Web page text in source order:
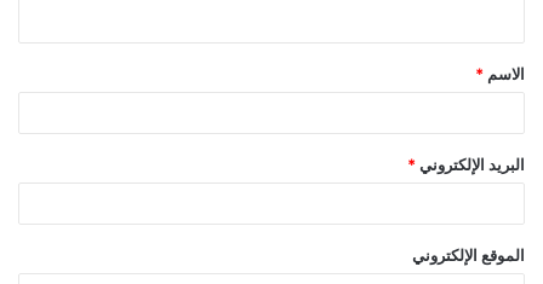
ق
*
الاسم *
البريد الإلكتروني *
الموقع الإلكتروني